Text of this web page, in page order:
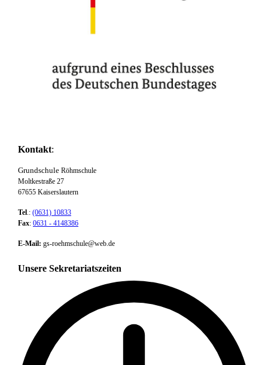
Kontakt:
Grundschule Röhmschule
Moltkestraße 27
67655 Kaiserslautern
Tel .: (0631) 10833
Fax: 0631 - 4148386
E-Mail: gs-roehmschule@web.de
Unsere Sekretariatszeiten